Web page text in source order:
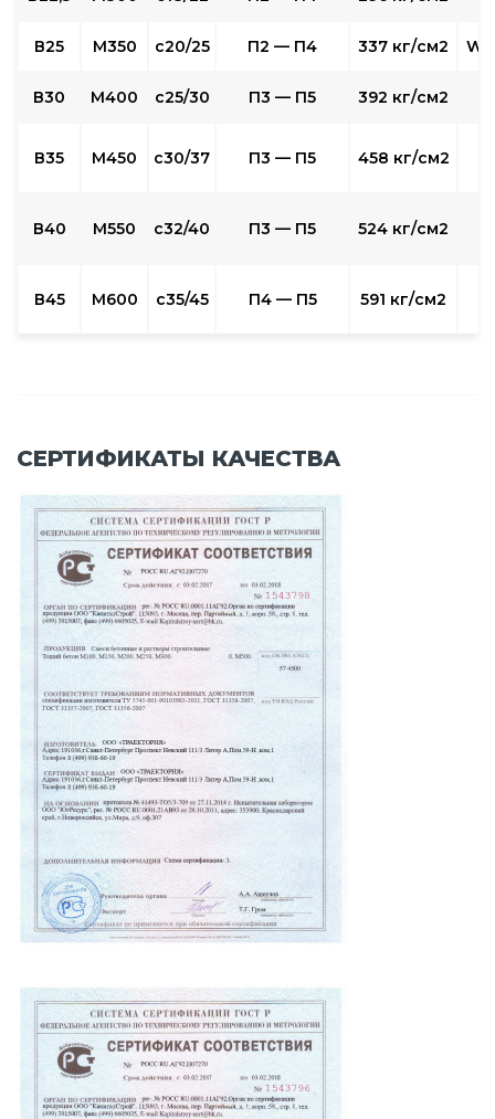
В25 М350 с20/25 П2 — П4 337 кг/см2
В30 М400 с25/30 П3 — П5 392 кг/см2
В35 М450 с30/37 П3 — П5 458 кг/см2
В40 М550 с32/40 П3 — П5 524 кг/см2
В45 М600 с35/45 П4 — П5 591 кг/см2
СЕРТИФИКАТЫ КАЧЕСТВА